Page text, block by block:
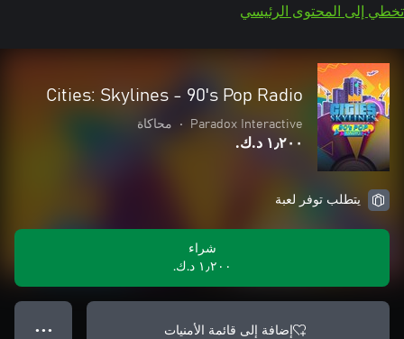
تخطي إلى المحتوى الرئيسي
Cities: Skylines - 90's Pop Radio
Paradox Interactive
• محاكاة
١٫٢٠٠ د.ك.‏
يتطلب توفر لعبة
شراء
١٫٢٠٠ د.ك.‏
إضافة إلى قائمة الأمنيات ● ● ●